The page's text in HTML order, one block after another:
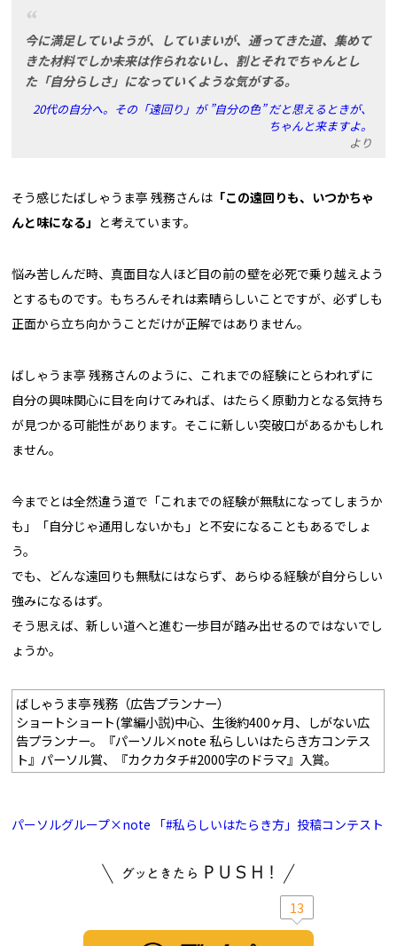
今に満足していようが、していまいが、通ってきた道、集めて
きた材料でしか未来は作られないし、割とそれでちゃんとし
た「自分らしさ」になっていくような気がする。
20代の自分へ。その「遠回り」が ”自分の色” だと思えるときが、
ちゃんと来ますよ。
より
そう感じたばしゃうま亭 残務さんは 「この遠回りも、いつかちゃ
んと味になる」 と考えています。
悩み苦しんだ時、真面目な人ほど目の前の壁を必死で乗り越えよう
とするものです。もちろんそれは素晴らしいことですが、必ずしも
正面から立ち向かうことだけが正解ではありません。
ばしゃうま亭 残務さんのように、これまでの経験にとらわれずに
自分の興味関心に目を向けてみれば、はたらく原動力となる気持ち
が見つかる可能性があります。そこに新しい突破口があるかもしれ
ません。
今までとは全然違う道で「これまでの経験が無駄になってしまうか
も」「自分じゃ通用しないかも」と不安になることもあるでしょ
う。
でも、どんな遠回りも無駄にはならず、あらゆる経験が自分らしい
強みになるはず。
そう思えば、新しい道へと進む一歩目が踏み出せるのではないでし
ょうか。
ばしゃうま亭 残務（広告プランナー）
ショートショート(掌編小説)中心、生後約400ヶ月、しがない広
告プランナー。『パーソル×note 私らしいはたらき方コンテス
ト』パーソル賞、『カクカタチ#2000字のドラマ』入賞。
パーソルグループ×note 「#私らしいはたらき方」投稿コンテスト
13